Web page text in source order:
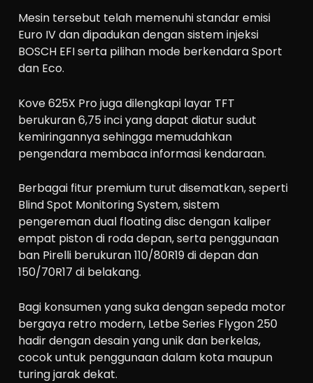
Mesin tersebut telah memenuhi standar emisi
Euro IV dan dipadukan dengan sistem injeksi
BOSCH EFI serta pilihan mode berkendara Sport
dan Eco.
Kove 625X Pro juga dilengkapi layar TFT
berukuran 6,75 inci yang dapat diatur sudut
kemiringannya sehingga memudahkan
pengendara membaca informasi kendaraan.
Berbagai fitur premium turut disematkan, seperti
Blind Spot Monitoring System, sistem
pengereman dual floating disc dengan kaliper
empat piston di roda depan, serta penggunaan
ban Pirelli berukuran 110/80R19 di depan dan
150/70R17 di belakang.
Bagi konsumen yang suka dengan sepeda motor
bergaya retro modern, Letbe Series Flygon 250
hadir dengan desain yang unik dan berkelas,
cocok untuk penggunaan dalam kota maupun
turing jarak dekat.